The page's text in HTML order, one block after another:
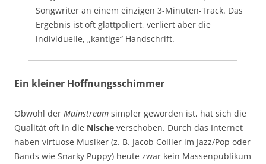
Songwriter an einem einzigen 3-Minuten-Track. Das
Ergebnis ist oft glattpoliert, verliert aber die
individuelle, „kantige“ Handschrift.
Ein kleiner Hoffnungsschimmer
Obwohl der Mainstream simpler geworden ist, hat sich die
Qualität oft in die Nische verschoben. Durch das Internet
haben virtuose Musiker (z. B. Jacob Collier im Jazz/Pop oder
Bands wie Snarky Puppy) heute zwar kein Massenpublikum